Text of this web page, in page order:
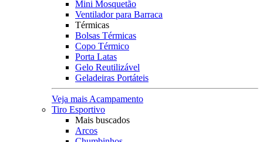
Mini Mosquetão
Ventilador para Barraca
Térmicas
Bolsas Térmicas
Copo Térmico
Porta Latas
Gelo Reutilizável
Geladeiras Portáteis
Veja mais Acampamento
Tiro Esportivo
Mais buscados
Arcos